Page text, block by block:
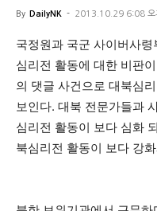
By DailyNK - 2013.10.29 6:08 오
국정원과 국군 사이버사
심리전 활동에 대한 비판
의 댓글 사건으로 대북심
보인다. 대북 전문가들과
심리전 활동이 보다 심화
북심리전 활동이 보다 강